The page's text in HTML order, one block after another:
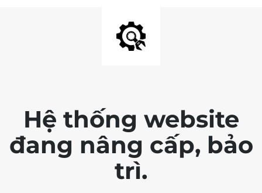
Hệ thống website
đang nâng cấp, bảo
trì.